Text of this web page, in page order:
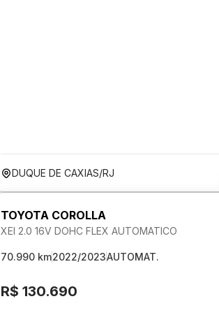
DUQUE DE CAXIAS/RJ
TOYOTA COROLLA
XEI 2.0 16V DOHC FLEX AUTOMATICO
70.990 km2022/2023AUTOMAT.
R$ 130.690